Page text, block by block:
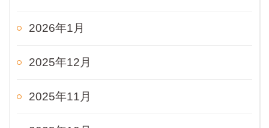
2026年1月
2025年12月
2025年11月